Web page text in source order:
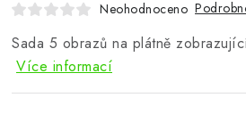
Neohodnoceno
Sada 5 obrazů na plátně
Více informací